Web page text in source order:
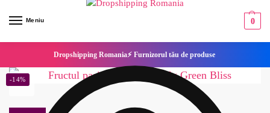
Meniu 0
Dropshipping Romania⚡ Furnizorul tău de produse
-14%